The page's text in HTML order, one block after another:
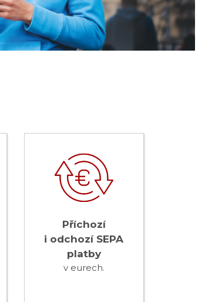
Příchozí
i odchozí SEPA
platby
v eurech.